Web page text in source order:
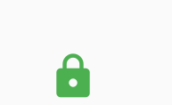
lock